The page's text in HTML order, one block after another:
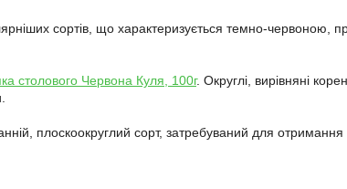
сортів, що характеризується темно-червоною,
столового Червона Куля, 100г. Округлі, вирівняні
плоскоокруглий сорт, затребуваний для